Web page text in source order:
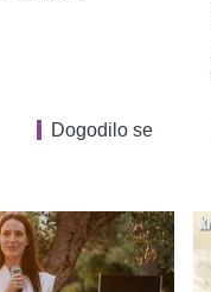
Dogodilo se